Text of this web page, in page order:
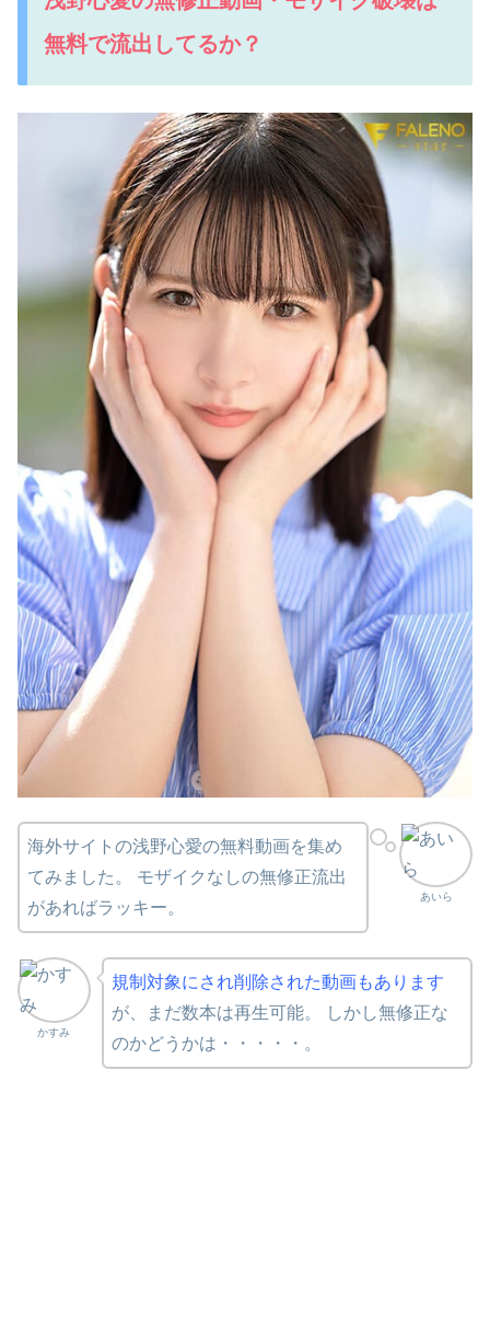
無料で流出してるか？
あいら
海外サイトの浅野心愛の無料動画を集め
てみました。 モザイクなしの無修正流出
があればラッキー。
かすみ
規制対象にされ削除された動画もあります
が、まだ数本は再生可能。 しかし無修正な
のかどうかは・・・・・。